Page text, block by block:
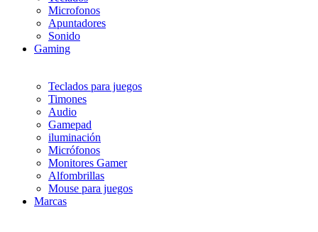
Microfonos
Apuntadores
Sonido
Gaming
Teclados para juegos
Timones
Audio
Gamepad
iluminación
Micrófonos
Monitores Gamer
Alfombrillas
Mouse para juegos
Marcas